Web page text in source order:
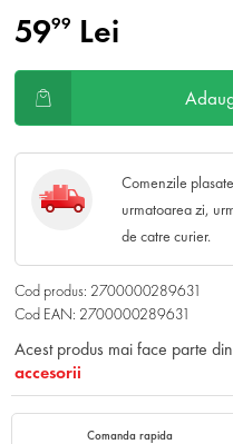
5999 Lei
Comenzile
urmatoarea zi,
de catre curier.
Cod produs: 2700000289631
Cod EAN: 2700000289631
Acest produs mai face parte
accesorii
Comanda rapida